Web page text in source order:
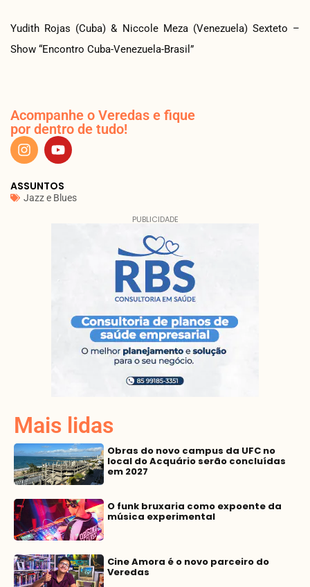
Yudith Rojas (Cuba) & Niccole Meza (Venezuela) Sexteto –
Show “Encontro Cuba-Venezuela-Brasil”
Acompanhe o Veredas e fique
por dentro de tudo!
ASSUNTOS
Jazz e Blues
PUBLICIDADE
Mais lidas
Obras do novo campus da UFC no
local do Acquário serão concluídas
em 2027
O funk bruxaria como expoente da
música experimental
Cine Amora é o novo parceiro do
Veredas